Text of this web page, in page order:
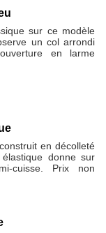
sur ce modèle
un col arrondi
en larme
en décolleté
donne sur
cuisse. Prix non